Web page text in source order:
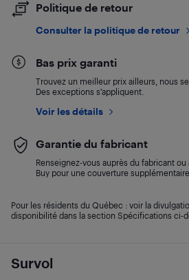
Survol
Politique de retour
Consulter la politique de retour
Bas prix garanti
Trouvez un meilleur prix ailleurs, nous
Des exceptions s’appliquent.
Voir les détails
Garantie du fabricant
Renseignez-vous auprès du fabricant
Buy pour une couverture supplémentaire.
Pour les résidents du Québec : voir la
disponibilité dans la section Spécifications ci-